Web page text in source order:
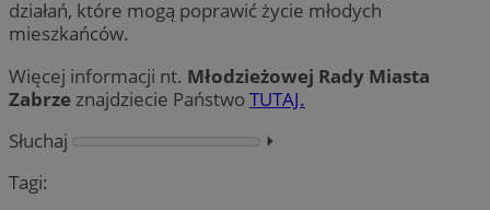
działań, które mogą poprawić życie młodych
mieszkańców.
Więcej informacji nt. Młodzieżowej Rady Miasta
Zabrze znajdziecie PaństwoTUTAJ.
Słuchaj
⏵︎
Tagi: